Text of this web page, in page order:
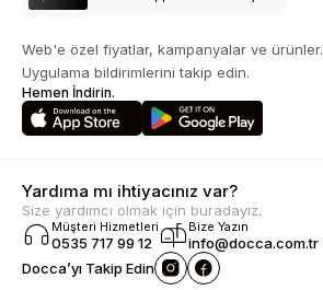
Web'e özel fiyatlar, kampanyalar ve ürünler.
Uygulama bildirimlerini takip edin.
Hemen İndirin.
Yardıma mı ihtiyacınız var?
Size yardımcı olmak için buradayız.
Müşteri Hizmetleri
0535 717 99 12
Bize Yazın
info@docca.com.tr
Docca’yı Takip Edin